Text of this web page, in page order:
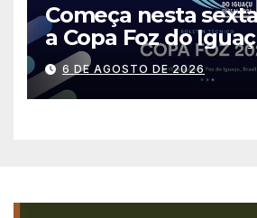
Começa nesta
a Copa Foz do
2026 com equipes
países
6 DE AGOSTO DE 2026